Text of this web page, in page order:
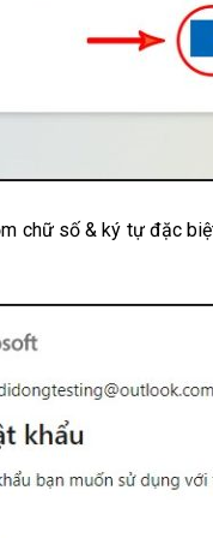
chữ số & ký tự đặc